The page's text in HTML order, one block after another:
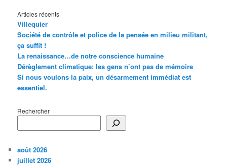
Articles récents
Villequier
Société de contrôle et police de la pensée en milieu militant,
ça suffit !
La renaissance…de notre conscience humaine
Dérèglement climatique: les gens n’ont pas de mémoire
Si nous voulons la paix, un désarmement immédiat est
essentiel.
Rechercher
août 2026
juillet 2026